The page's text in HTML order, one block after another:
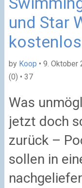
und Star
by Koop • 9. Oktober
(0) • 37
Was
jetzt doch
zurück –
sollen in